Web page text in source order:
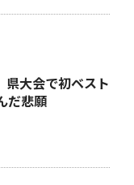
大会で初ベスト
だ悲願